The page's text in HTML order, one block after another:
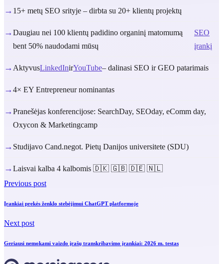
→ 15+ metų SEO srityje – dirbta su 20+ klientų projektų
→Daugiau nei 100 klientų padidino organinį matomumą
bent 50% naudodami mūsų
SEO
įrankį
→ AktyvusLinkedInirYouTube– dalinasi SEO ir GEO patarimais
→4× EY Entrepreneur nominantas
→Pranešėjas konferencijose: SearchDay, SEOday, eComm day,
Oxycon & Marketingcamp
→ Studijavo Cand.negot. Pietų Danijos universitete (SDU)
→Laisvai kalba 4 kalbomis 🇩🇰 🇬🇧 🇩🇪 🇳🇱
Previous post
Įrankiai prekės ženklo stebėjimui ChatGPT platformoje
Next post
Geriausi nemokami vaizdo įrašų transkribavimo įrankiai: 2026 m. testas